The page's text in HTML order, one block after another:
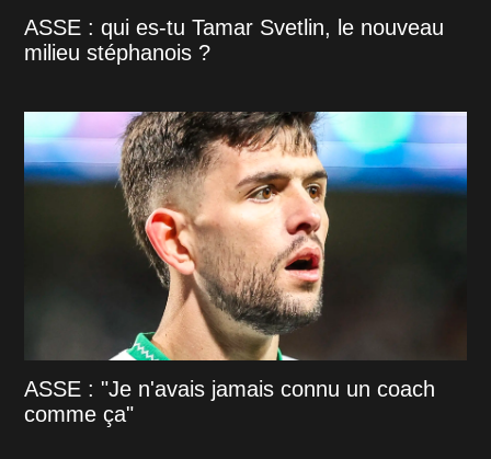
ASSE : qui es-tu Tamar Svetlin, le nouveau
milieu stéphanois ?
ASSE : "Je n'avais jamais connu un coach
comme ça"